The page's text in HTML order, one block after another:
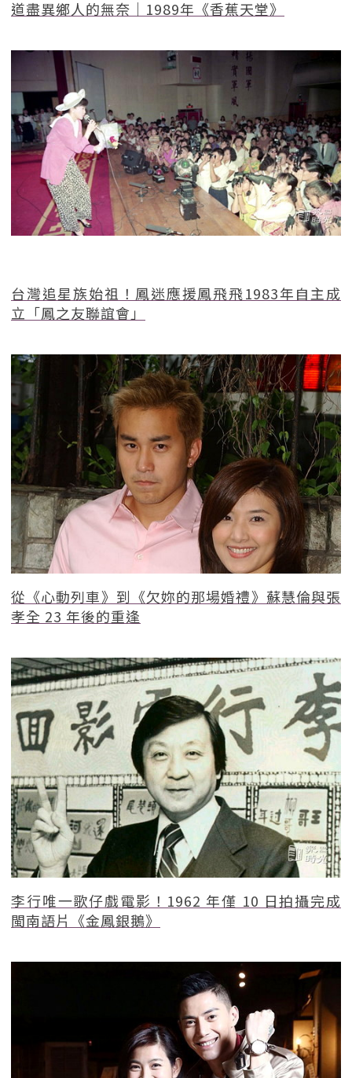
道盡異鄉人的無奈｜1989年《香蕉天堂》
台灣追星族始祖！鳳迷應援鳳飛飛1983年自主成
立「鳳之友聯誼會」
從《心動列車》到《欠妳的那場婚禮》蘇慧倫與張
孝全 23 年後的重逢
李行唯一歌仔戲電影！1962 年僅 10 日拍攝完成
閩南語片《金鳳銀鵝》